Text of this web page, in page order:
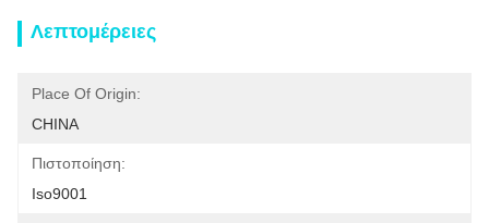
Λεπτομέρειες
Place Of Origin:
CHINA
Πιστοποίηση:
Iso9001